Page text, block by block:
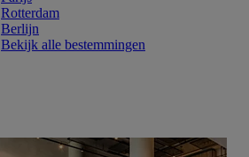
Rotterdam
Berlijn
Bekijk alle bestemmingen